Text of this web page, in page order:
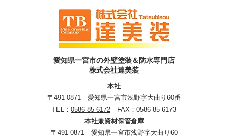
愛知県一宮市の外壁塗装＆防水専門店
株式会社達美装
本社
〒491-0871 愛知県一宮市浅野字大曲り60番
TEL： 0586-85-6172 FAX：0586-85-6173
本社兼資材保管倉庫
〒491-0871 愛知県一宮市浅野字大曲り60